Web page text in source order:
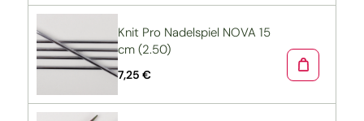
Knit Pro Nadelspiel NOVA 15
cm (2.50)
7,25 €